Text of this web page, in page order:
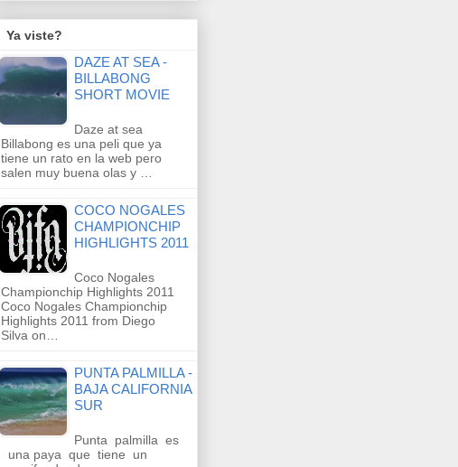
Ya viste?
DAZE AT SEA -
BILLABONG
SHORT MOVIE
Daze at sea
Billabong es una peli que ya
tiene un rato en la web pero
salen muy buena olas y …
COCO NOGALES
CHAMPIONCHIP
HIGHLIGHTS 2011
Coco Nogales
Championchip Highlights 2011
Coco Nogales Championchip
Highlights 2011 from Diego
Silva on…
PUNTA PALMILLA -
BAJA CALIFORNIA
SUR
Punta palmilla es
una paya que tiene un